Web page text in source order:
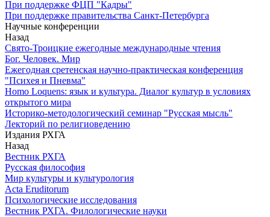
При поддержке ФЦП "Кадры"
При поддержке правительства Санкт-Петербурга
Научные конференции
Назад
Свято-Троицкие ежегодные международные чтения
Бог. Человек. Мир
Ежегодная сретенская научно-практическая конференция
"Психея и Пневма"
Homo Loquens: язык и культура. Диалог культур в условиях
открытого мира
Историко-методологический семинар "Русская мысль"
Лекторий по религиоведению
Издания РХГА
Назад
Вестник РХГА
Русская философия
Мир культуры и культурология
Acta Eruditorum
Психологические исследования
Вестник РХГА. Филологические науки